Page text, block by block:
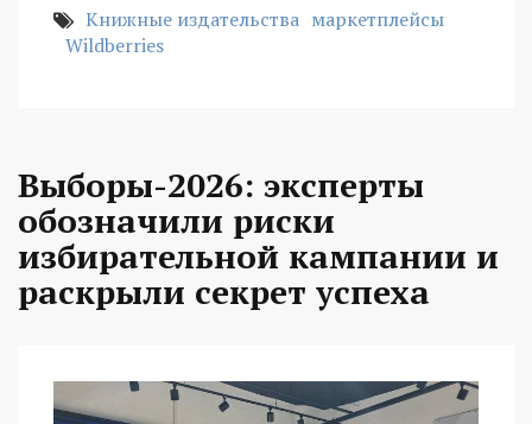
Книжные издательства маркетплейсы
Wildberries
Выборы-2026: эксперты
обозначили риски
избирательной кампании и
раскрыли секрет успеха